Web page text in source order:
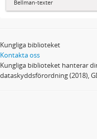
Bellman-texter
Kungliga biblioteket
Kontakta oss
Kungliga biblioteket hanterar
dataskyddsförordning (2018),